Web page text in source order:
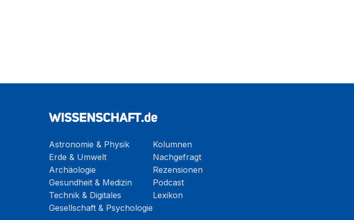
Astronomie & Physik
Erde & Umwelt
Archäologie
Gesundheit & Medizin
Technik & Digitales
Gesellschaft & Psychologie
Kolumnen
Nachgefragt
Rezensionen
Podcast
Lexikon